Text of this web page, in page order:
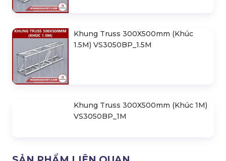
Khung Truss 300X500mm (Khúc 2M)
VS3050BP_2M
Khung Truss 300X500mm (Khúc
1.5M) VS3050BP_1.5M